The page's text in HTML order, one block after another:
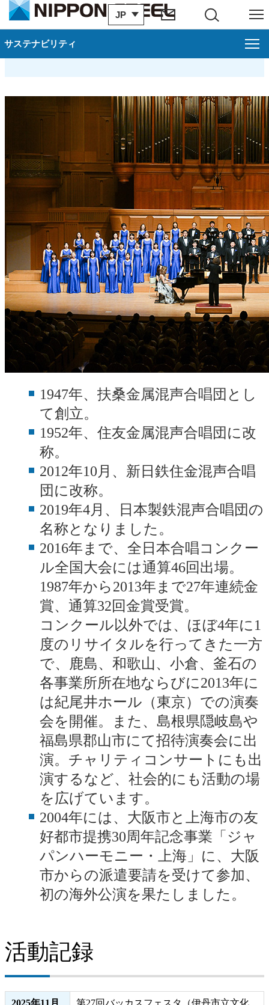
JP
サイト内検索 メニュー
サステナビリティ 閉じ
サステナビリティ
ものづくり・環境教育
各事業所等の活動内容
社外団体・NGOとの連携
日本製鉄混声合唱団
1947年、扶桑金属混声合唱団とし
て創立。
1952年、住友金属混声合唱団に改
称。
2012年10月、新日鉄住金混声合唱
団に改称。
2019年4月、日本製鉄混声合唱団の
名称となりました。
2016年まで、全日本合唱コンクー
ル全国大会には通算46回出場。
1987年から2013年まで27年連続金
賞、通算32回金賞受賞。
コンクール以外では、ほぼ4年に1
度のリサイタルを行ってきた一方
で、鹿島、和歌山、小倉、釜石の
各事業所所在地ならびに2013年に
は紀尾井ホール（東京）での演奏
会を開催。また、島根県隠岐島や
福島県郡山市にて招待演奏会に出
演。チャリティコンサートにも出
演するなど、社会的にも活動の場
を広げています。
2004年には、大阪市と上海市の友
好都市提携30周年記念事業「ジャ
パンハーモニー・上海」に、大阪
市からの派遣要請を受けて参加、
初の海外公演を果たしました。
活動記録
2025年11月
第27回バッカスフェスタ（伊丹市立文化